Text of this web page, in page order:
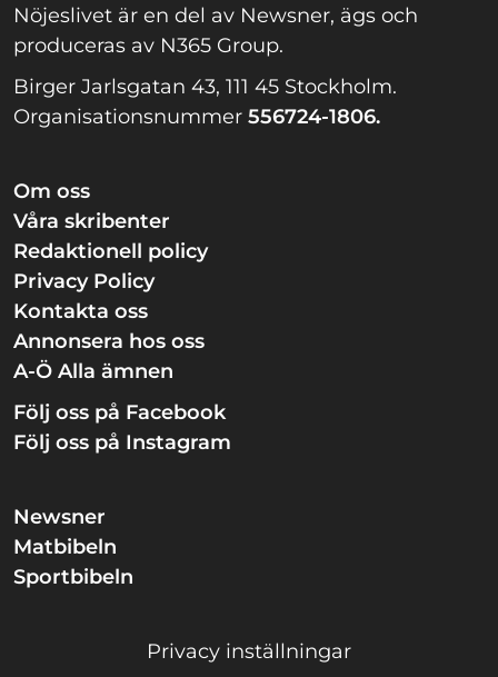
Nöjeslivet är en del av Newsner, ägs och
produceras av N365 Group.
Birger Jarlsgatan 43, 111 45 Stockholm.
Organisationsnummer 556724-1806.
Om oss
Våra skribenter
Redaktionell policy
Privacy Policy
Kontakta oss
Annonsera hos oss
A-Ö Alla ämnen
Följ oss på Facebook
Följ oss på Instagram
Newsner
Matbibeln
Sportbibeln
Privacy inställningar